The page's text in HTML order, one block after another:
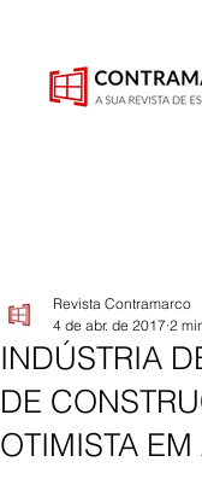
INDÚSTRIA
DE
OTIMISTA
Revista Contramarco
4 de abr. de 2017 2